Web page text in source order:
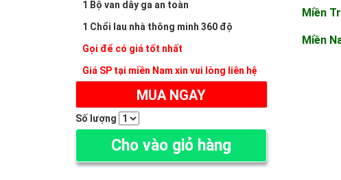
1 Bộ van dây ga an toàn
1 Chổi lau nhà thông minh 360 độ
Gọi để có giá tốt nhất
Giá SP tại miền Nam xin vui lòng liên hệ
MUA NGAY
Số lượng
Cho vào giỏ hàng
Miền
Miền